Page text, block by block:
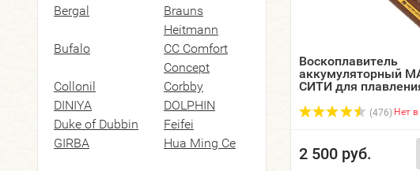
Bergal
Brauns
Heitmann
Bufalo
CC Comfort
Concept
Collonil
Corbby
DINIYA
DOLPHIN
Duke of Dubbin
Feifei
GIRBA
Hua Ming Ce
Воскоплавитель
аккумуляторный
СИТИ для
(476) Нет
2 500 руб.